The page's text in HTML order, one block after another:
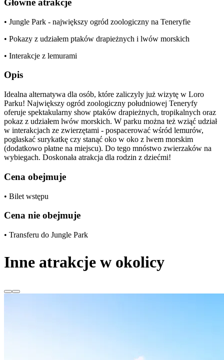
Główne atrakcje
• Jungle Park - największy ogród zoologiczny na Teneryfie
• Pokazy z udziałem ptaków drapieżnych i lwów morskich
• Interakcje z lemurami
Opis
Idealna alternatywa dla osób, które zaliczyly już wizytę w Loro
Parku! Największy ogród zoologiczny południowej Teneryfy
oferuje spektakularny show ptaków drapieżnych, tropikalnych oraz
pokaz z udziałem lwów morskich. W parku można też wziąć udział
w interakcjach ze zwierzętami - pospacerować wśród lemurów,
pogłaskać surykatkę czy stanąć oko w oko z lwem morskim
(dodatkowo płatne na miejscu). Do tego mnóstwo zwierzaków na
wybiegach. Doskonała atrakcja dla rodzin z dziećmi!
Cena obejmuje
• Bilet wstępu
Cena nie obejmuje
• Transferu do Jungle Park
Inne atrakcje w okolicy